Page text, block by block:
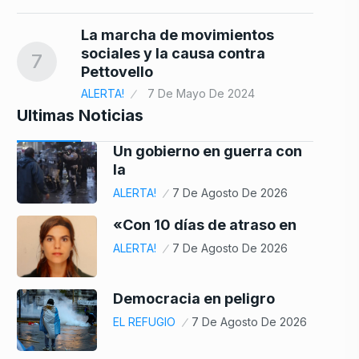
7
La marcha de movimientos
sociales y la causa contra
Pettovello
ALERTA! 7 De Mayo De 2024
Ultimas Noticias
Un gobierno en guerra con
la
ALERTA! 7 De Agosto De 2026
«Con 10 días de atraso en
ALERTA! 7 De Agosto De 2026
Democracia en peligro
EL REFUGIO 7 De Agosto De 2026